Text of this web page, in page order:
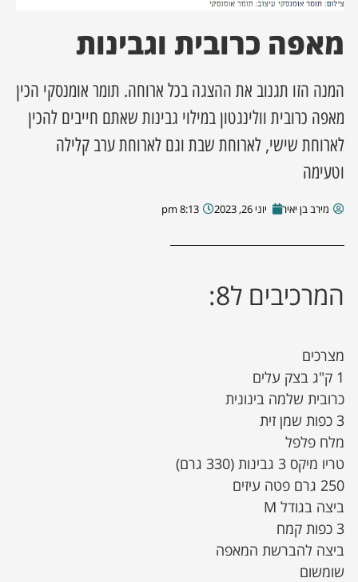
מסע מלחמה
מקומית
עסקים
מאפה כרובית וגבינות
המנה הזו תגנוב את ההצגה בכל ארוחה. תומר אומנסקי הכין
מאפה כרובית וולינגטון במילוי גבינות שאתם חייבים להכין
לארוחת שישי, לארוחת שבת וגם לארוחת ערב קלילה
וטעימה
מירב בן יאיר יוני 26, 2023 8:13 pm
המרכיבים ל8:
מצרכים
1 ק"ג בצק עלים
כרובית שלמה בינונית
3 כפות שמן זית
מלח פלפל
טריו מיקס 3 גבינות (330 גרם)
250 גרם פטה עיזים
ביצה בגודל M
3 כפות קמח
ביצה להברשת המאפה
שומשום